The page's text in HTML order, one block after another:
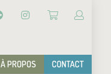
À PROPOS CONTACT